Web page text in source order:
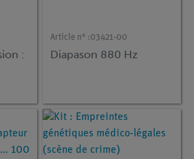
:
Article n° :03421-00
Diapason 880 Hz